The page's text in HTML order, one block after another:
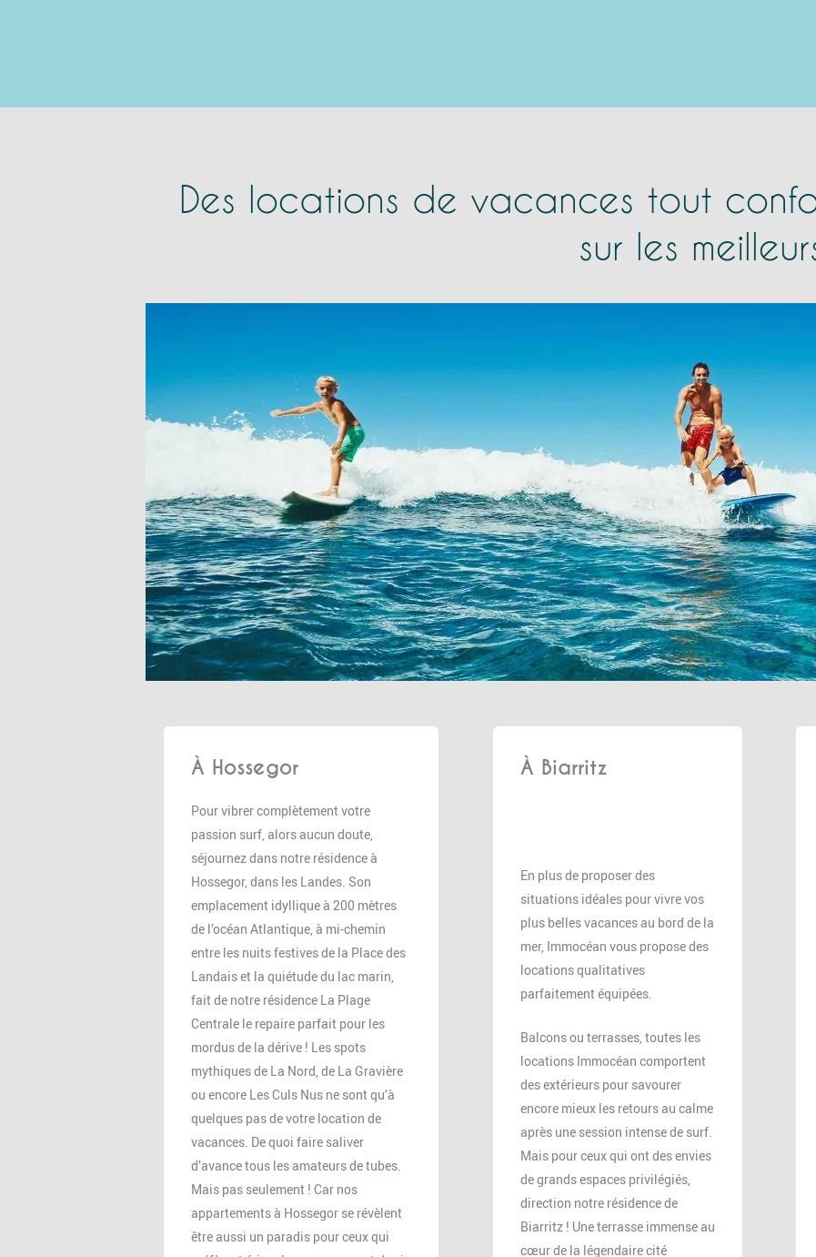
Des locations de vacances tout
sur les
À Hossegor
Pour vibrer complètement votre
passion surf, alors aucun doute,
séjournez dans notre résidence à
Hossegor, dans les Landes. Son
emplacement idyllique à 200 mètres
de l’océan Atlantique, à mi-chemin
entre les nuits festives de la Place des
Landais et la quiétude du lac marin,
fait de notre résidence La Plage
Centrale le repaire parfait pour les
mordus de la dérive ! Les spots
mythiques de La Nord, de La Gravière
ou encore Les Culs Nus ne sont qu’à
quelques pas de votre location de
vacances. De quoi faire saliver
d’avance tous les amateurs de tubes.
Mais pas seulement ! Car nos
appartements à Hossegor se révèlent
être aussi un paradis pour ceux qui
À Biarritz
En plus de proposer des
situations idéales pour vivre vos
plus belles vacances au bord de la
mer, Immocéan vous propose des
locations qualitatives
parfaitement équipées.
Balcons ou terrasses, toutes les
locations Immocéan comportent
des extérieurs pour savourer
encore mieux les retours au calme
après une session intense de surf.
Mais pour ceux qui ont des envies
de grands espaces privilégiés,
direction notre résidence de
Biarritz ! Une terrasse immense au
cœur de la légendaire cité